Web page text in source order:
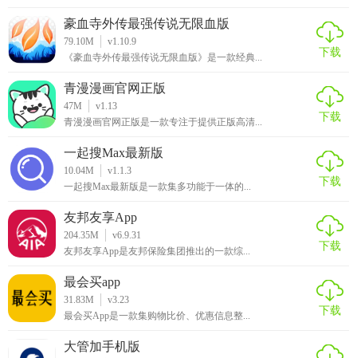
豪血寺外传最强传说无限血版
79.10M
v1.10.9
《豪血寺外传最强传说无限血版》是一款经典...
下载
青漫漫画官网正版
47M
v1.13
青漫漫画官网正版是一款专注于提供正版高清...
下载
一起搜Max最新版
10.04M
v1.1.3
一起搜Max最新版是一款集多功能于一体的...
下载
友邦友享App
204.35M
v6.9.31
友邦友享App是友邦保险集团推出的一款综...
下载
最会买app
31.83M
v3.23
最会买App是一款集购物比价、优惠信息整...
下载
大管加手机版